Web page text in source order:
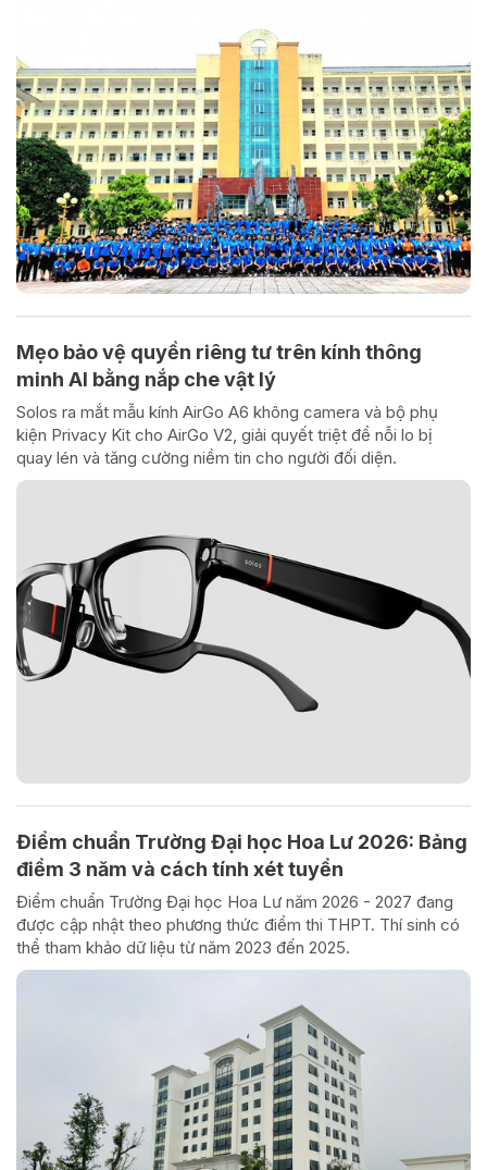
Mẹo bảo vệ quyền riêng tư trên kính thông
minh AI bằng nắp che vật lý
Solos ra mắt mẫu kính AirGo A6 không camera và bộ phụ
kiện Privacy Kit cho AirGo V2, giải quyết triệt để nỗi lo bị
quay lén và tăng cường niềm tin cho người đối diện.
Điểm chuẩn Trường Đại học Hoa Lư 2026: Bảng
điểm 3 năm và cách tính xét tuyển
Điểm chuẩn Trường Đại học Hoa Lư năm 2026 - 2027 đang
được cập nhật theo phương thức điểm thi THPT. Thí sinh có
thể tham khảo dữ liệu từ năm 2023 đến 2025.